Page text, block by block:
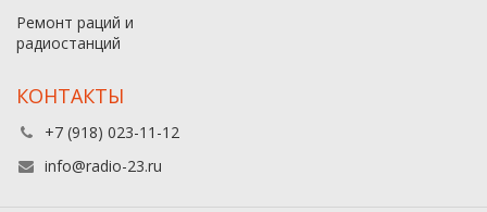
Ремонт раций и
радиостанций
КОНТАКТЫ
+7 (918) 023-11-12
info@radio-23.ru